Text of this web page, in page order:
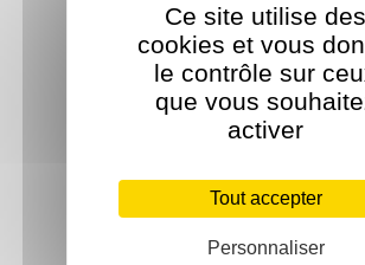
Ce site utilise des
cookies et vous
le contrôle sur
que vous
activer
Tout accepter
Personnaliser